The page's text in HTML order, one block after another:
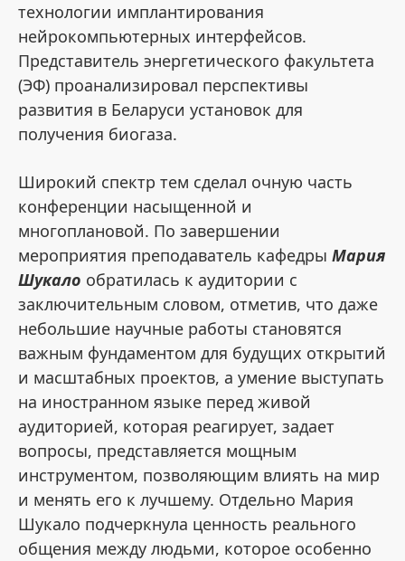
технологии имплантирования
нейрокомпьютерных интерфейсов.
Представитель энергетического факультета
(ЭФ) проанализировал перспективы
развития в Беларуси установок для
получения биогаза.
Широкий спектр тем сделал очную часть
конференции насыщенной и
многоплановой. По завершении
мероприятия преподаватель кафедры Мария
Шукало обратилась к аудитории с
заключительным словом, отметив, что даже
небольшие научные работы становятся
важным фундаментом для будущих открытий
и масштабных проектов, а умение выступать
на иностранном языке перед живой
аудиторией, которая реагирует, задает
вопросы, представляется мощным
инструментом, позволяющим влиять на мир
и менять его к лучшему. Отдельно Мария
Шукало подчеркнула ценность реального
общения между людьми, которое особенно